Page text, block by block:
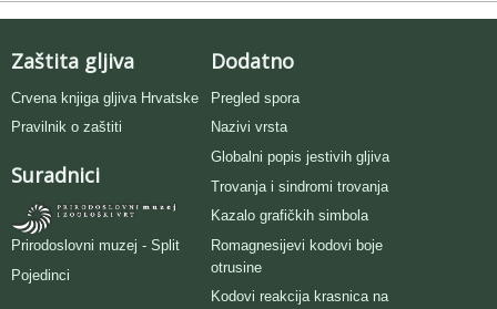
Zaštita gljiva
Crvena knjiga gljiva Hrvatske
Pravilnik o zaštiti
Suradnici
Prirodoslovni muzej - Split
Pojedinci
Dodatno
Pregled spora
Nazivi vrsta
Globalni popis jestivih gljiva
Trovanja i sindromi trovanja
Kazalo grafičkih simbola
Romagnesijevi kodovi boje
otrusine
Kodovi reakcija krasnica na